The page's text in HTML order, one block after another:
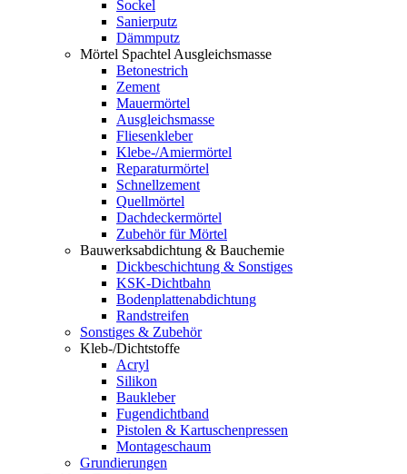
Sockel
Sanierputz
Dämmputz
Mörtel Spachtel Ausgleichsmasse
Betonestrich
Zement
Mauermörtel
Ausgleichsmasse
Fliesenkleber
Klebe-/Amiermörtel
Reparaturmörtel
Schnellzement
Quellmörtel
Dachdeckermörtel
Zubehör für Mörtel
Bauwerksabdichtung & Bauchemie
Dickbeschichtung & Sonstiges
KSK-Dichtbahn
Bodenplattenabdichtung
Randstreifen
Sonstiges & Zubehör
Kleb-/Dichtstoffe
Acryl
Silikon
Baukleber
Fugendichtband
Pistolen & Kartuschenpressen
Montageschaum
Grundierungen